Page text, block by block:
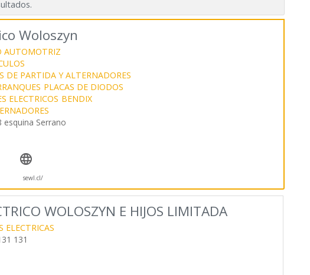
Woloszyn
AUTOMOTRIZ
DE PARTIDA Y ALTERNADORES
PLACAS DE DIODOS
ELECTRICOS BENDIX
esquina Serrano

sewl.cl/
WOLOSZYN E HIJOS LIMITADA
ELECTRICAS
131